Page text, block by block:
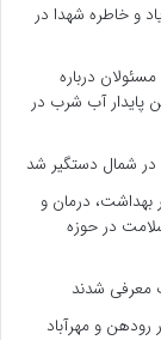
و خاطره شهدا در
درباره
پایدار آب شرب در
در شمال دستگیر شد
بهداشت، درمان و
در حوزه